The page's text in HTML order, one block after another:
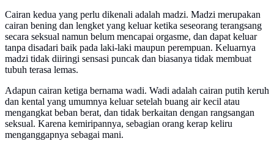
Cairan kedua yang perlu dikenali adalah madzi. Madzi merupakan
cairan bening dan lengket yang keluar ketika seseorang terangsang
secara seksual namun belum mencapai orgasme, dan dapat keluar
tanpa disadari baik pada laki-laki maupun perempuan. Keluarnya
madzi tidak diiringi sensasi puncak dan biasanya tidak membuat
tubuh terasa lemas.
Adapun cairan ketiga bernama wadi. Wadi adalah cairan putih keruh
dan kental yang umumnya keluar setelah buang air kecil atau
mengangkat beban berat, dan tidak berkaitan dengan rangsangan
seksual. Karena kemiripannya, sebagian orang kerap keliru
menganggapnya sebagai mani.